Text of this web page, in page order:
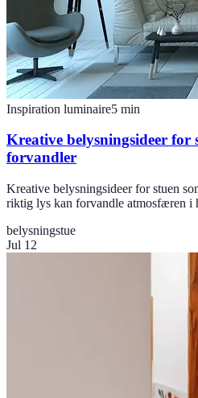
Inspiration luminaire5 min
Kreative belysningsideer for
forvandler
Kreative belysningsideer for stuen
riktig lys kan forvandle atmosfæren i
belysningstue
Jul 12